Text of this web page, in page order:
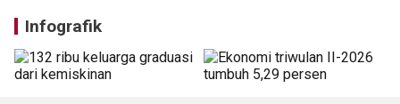
Infografik